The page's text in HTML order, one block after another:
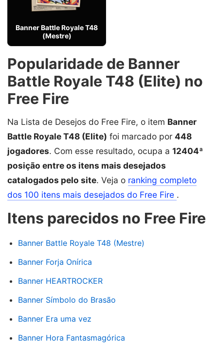
Banner Battle Royale T48
(Mestre)
Popularidade de Banner
Battle Royale T48 (Elite) no
Free Fire
Na Lista de Desejos do Free Fire, o item Banner
Battle Royale T48 (Elite) foi marcado por 448
jogadores. Com esse resultado, ocupa a 12404ª
posição entre os itens mais desejados
catalogados pelo site. Veja o ranking completo
dos 100 itens mais desejados do Free Fire .
Itens parecidos no Free Fire
Banner Battle Royale T48 (Mestre)
Banner Forja Onírica
Banner HEARTROCKER
Banner Símbolo do Brasão
Banner Era uma vez
Banner Hora Fantasmagórica